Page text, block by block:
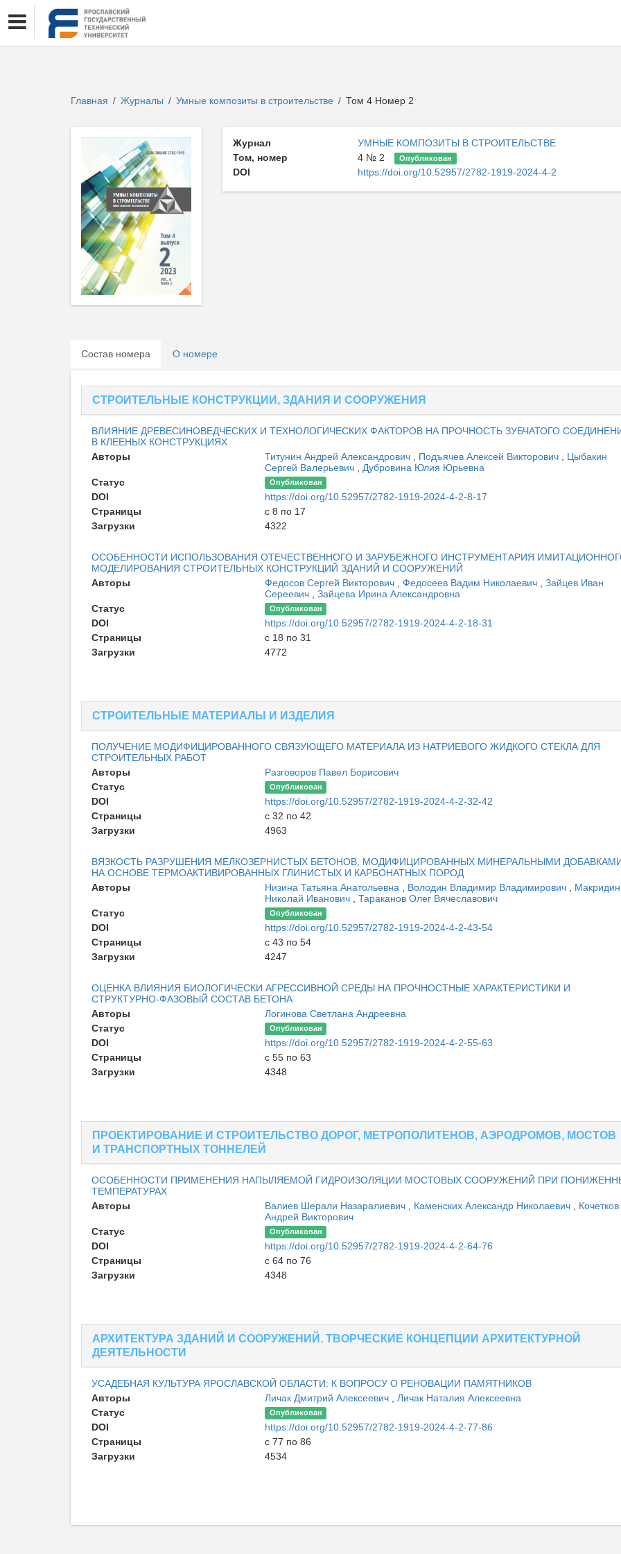
Главная / Журналы / Умные композиты в строительстве / Том 4 Номер 2
Журнал
УМНЫЕ КОМПОЗИТЫ В СТРОИТЕЛЬСТВЕ
Том, номер
4 № 2 Опубликован
DOI https://doi.org/10.52957/2782-1919-2024-4-2
Состав номера О номере
СТРОИТЕЛЬНЫЕ КОНСТРУКЦИИ, ЗДАНИЯ И СООРУЖЕНИЯ
ВЛИЯНИЕ ДРЕВЕСИНОВЕДЧЕСКИХ И ТЕХНОЛОГИЧЕСКИХ ФАКТОРОВ НА ПРОЧНОСТЬ ЗУБЧАТОГО
В КЛЕЕНЫХ КОНСТРУКЦИЯХ
Авторы
Титунин Андрей Александрович Подъячев Алексей Викторович
Цыбакин
Сергей Валерьевич
Дубровина Юлия Юрьевна
Статус
Опубликован
DOI
https://doi.org/10.52957/2782-1919-2024-4-2-8-17
Страницы
с 8 по 17
Загрузки
4322
ОСОБЕННОСТИ ИСПОЛЬЗОВАНИЯ ОТЕЧЕСТВЕННОГО И ЗАРУБЕЖНОГО ИНСТРУМЕНТАРИЯ
МОДЕЛИРОВАНИЯ СТРОИТЕЛЬНЫХ КОНСТРУКЦИЙ ЗДАНИЙ И СООРУЖЕНИЙ
Авторы
Федосов Сергей Викторович Федосеев Вадим Николаевич
Зайцев Иван
Сереевич
Зайцева Ирина Александровна
Статус
Опубликован
DOI
https://doi.org/10.52957/2782-1919-2024-4-2-18-31
Страницы
с 18 по 31
Загрузки
4772
СТРОИТЕЛЬНЫЕ МАТЕРИАЛЫ И ИЗДЕЛИЯ
ПОЛУЧЕНИЕ МОДИФИЦИРОВАННОГО СВЯЗУЮЩЕГО МАТЕРИАЛА ИЗ НАТРИЕВОГО ЖИДКОГО СТЕКЛА ДЛЯ
СТРОИТЕЛЬНЫХ РАБОТ
Авторы
Разговоров Павел Борисович
Статус
Опубликован
DOI
https://doi.org/10.52957/2782-1919-2024-4-2-32-42
Страницы
с 32 по 42
Загрузки
4963
ВЯЗКОСТЬ РАЗРУШЕНИЯ МЕЛКОЗЕРНИСТЫХ БЕТОНОВ, МОДИФИЦИРОВАННЫХ МИНЕРАЛЬНЫМИ
НА ОСНОВЕ ТЕРМОАКТИВИРОВАННЫХ ГЛИНИСТЫХ И КАРБОНАТНЫХ ПОРОД
Авторы
Низина Татьяна Анатольевна Володин Владимир Владимирович
Макридин
Николай Иванович
Тараканов Олег Вячеславович
Статус
Опубликован
DOI
https://doi.org/10.52957/2782-1919-2024-4-2-43-54
Страницы
с 43 по 54
Загрузки
4247
ОЦЕНКА ВЛИЯНИЯ БИОЛОГИЧЕСКИ АГРЕССИВНОЙ СРЕДЫ НА ПРОЧНОСТНЫЕ ХАРАКТЕРИСТИКИ И
СТРУКТУРНО-ФАЗОВЫЙ СОСТАВ БЕТОНА
Авторы
Логинова Светлана Андреевна
Статус
Опубликован
DOI
https://doi.org/10.52957/2782-1919-2024-4-2-55-63
Страницы
с 55 по 63
Загрузки
4348
ПРОЕКТИРОВАНИЕ И СТРОИТЕЛЬСТВО ДОРОГ, МЕТРОПОЛИТЕНОВ, АЭРОДРОМОВ, МОСТОВ
И ТРАНСПОРТНЫХ ТОННЕЛЕЙ
ОСОБЕННОСТИ ПРИМЕНЕНИЯ НАПЫЛЯЕМОЙ ГИДРОИЗОЛЯЦИИ МОСТОВЫХ СООРУЖЕНИЙ ПРИ
ТЕМПЕРАТУРАХ
Авторы
Валиев Шерали Назаралиевич Каменских Александр Николаевич
Кочетков
Андрей Викторович
Статус
Опубликован
DOI
https://doi.org/10.52957/2782-1919-2024-4-2-64-76
Страницы
с 64 по 76
Загрузки
4348
АРХИТЕКТУРА ЗДАНИЙ И СООРУЖЕНИЙ. ТВОРЧЕСКИЕ КОНЦЕПЦИИ АРХИТЕКТУРНОЙ
ДЕЯТЕЛЬНОСТИ
УСАДЕБНАЯ КУЛЬТУРА ЯРОСЛАВСКОЙ ОБЛАСТИ: К ВОПРОСУ О РЕНОВАЦИИ ПАМЯТНИКОВ
Авторы
Личак Дмитрий Алексеевич
Личак Наталия Алексеевна
Статус
Опубликован
DOI
https://doi.org/10.52957/2782-1919-2024-4-2-77-86
Страницы
с 77 по 86
Загрузки
4534